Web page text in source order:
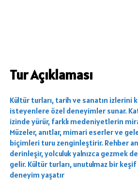
Tur Açıklaması
Kültür turları, tarih ve sanatın izlerini
isteyenlere özel deneyimler sunar.
izinde yürür, farklı medeniyetlerin
Müzeler, anıtlar, mimari eserler ve
biçimleri turu zenginleştirir. Rehber
derinleşir, yolculuk yalnızca gezmek
gelir. Kültür turları, unutulmaz bir keşif
deneyim yaşatır